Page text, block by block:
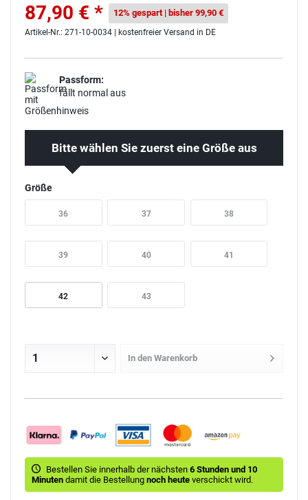
87,90 € * 12% gespart | bisher 99,90 €
Artikel-Nr.: 271-10-0034 | kostenfreier Versand in DE
Passform:
fällt normal aus
Bitte wählen Sie zuerst eine Größe aus
Größe
36 37 38
39 40 41
42 43
In den Warenkorb
Bestellen Sie innerhalb der nächsten 6 Stunden und 10
Minuten damit die Bestellung noch heute verschickt wird.